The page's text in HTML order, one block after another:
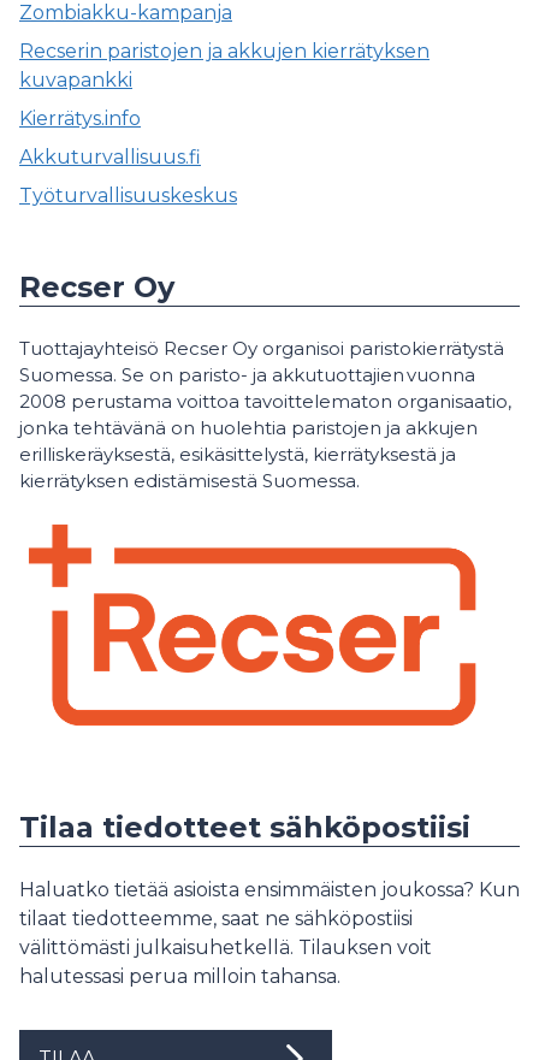
Zombiakku-kampanja
Recserin paristojen ja akkujen kierrätyksen
kuvapankki
Kierrätys.info
Akkuturvallisuus.fi
Työturvallisuuskeskus
Recser Oy
Tuottajayhteisö Recser Oy organisoi paristokierrätystä
Suomessa. Se on paristo- ja akkutuottajien vuonna
2008 perustama voittoa tavoittelematon organisaatio,
jonka tehtävänä on huolehtia paristojen ja akkujen
erilliskeräyksestä, esikäsittelystä, kierrätyksestä ja
kierrätyksen edistämisestä Suomessa.
Tilaa tiedotteet sähköpostiisi
Haluatko tietää asioista ensimmäisten joukossa? Kun
tilaat tiedotteemme, saat ne sähköpostiisi
välittömästi julkaisuhetkellä. Tilauksen voit
halutessasi perua milloin tahansa.